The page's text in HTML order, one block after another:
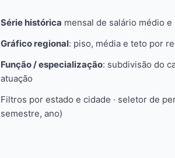
Série histórica mensal de salário médio e
Gráfico regional: piso, média e teto por
Função / especialização: subdivisão do
atuação
Filtros por estado e cidade · seletor de
semestre, ano)